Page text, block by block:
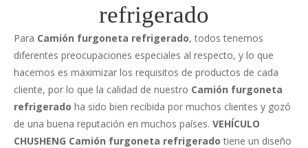
refrigerado
Para Camión furgoneta refrigerado, todos tenemos
diferentes preocupaciones especiales al respecto, y lo que
hacemos es maximizar los requisitos de productos de cada
cliente, por lo que la calidad de nuestro Camión furgoneta
refrigerado ha sido bien recibida por muchos clientes y gozó
de una buena reputación en muchos países. VEHÍCULO
CHUSHENG Camión furgoneta refrigerado tiene un diseño